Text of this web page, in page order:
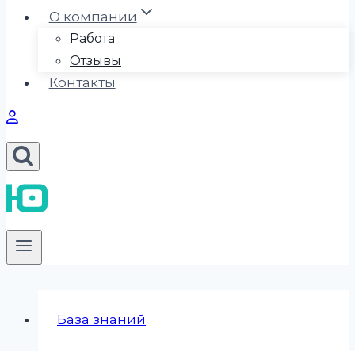
О компании
Работа
Отзывы
Контакты
База знаний